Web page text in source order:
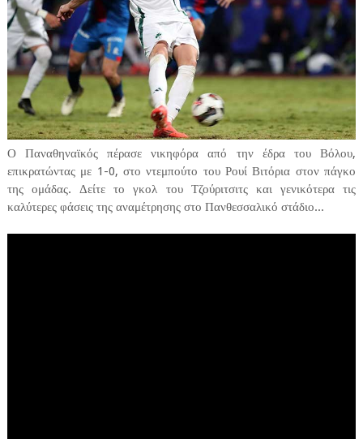
Ο Παναθηναϊκός πέρασε νικηφόρα από την έδρα του Βόλου,
επικρατώντας με 1-0, στο ντεμπούτο του Ρουί Βιτόρια στον πάγκο
της ομάδας. Δείτε το γκολ του Τζούριτσιτς και γενικότερα τις
καλύτερες φάσεις της αναμέτρησης στο Πανθεσσαλικό στάδιο...